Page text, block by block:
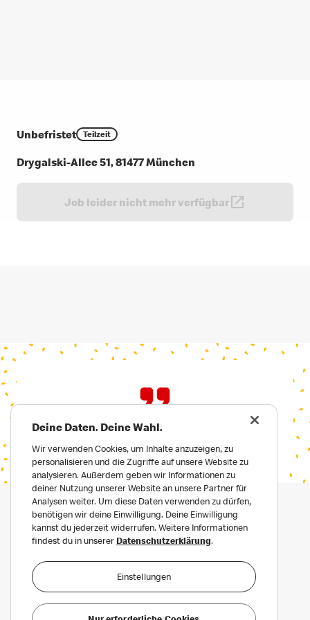
Unbefristet Teilzeit
Drygalski-Allee 51, 81477 München
Job leider nicht mehr verfügbar
Deine Daten. Deine Wahl.
Wir verwenden Cookies, um Inhalte anzuzeigen, zu
personalisieren und die Zugriffe auf unsere Website zu
analysieren. Außerdem geben wir Informationen zu
deiner Nutzung unserer Website an unsere Partner für
Analysen weiter. Um diese Daten verwenden zu dürfen,
benötigen wir deine Einwilligung. Deine Einwilligung
kannst du jederzeit widerrufen. Weitere Informationen
findest du in unserer Datenschutzerklärung.
Einstellungen